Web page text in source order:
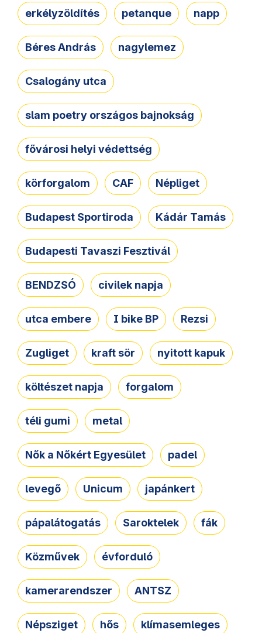
erkélyzöldítés petanque napp
Béres András nagylemez
Csalogány utca
slam poetry országos bajnokság
fővárosi helyi védettség
körforgalom CAF Népliget
Budapest Sportiroda Kádár Tamás
Budapesti Tavaszi Fesztivál
BENDZSÓ civilek napja
utca embere I bike BP Rezsi
Zugliget kraft sör nyitott kapuk
költészet napja forgalom
téli gumi metal
Nők a Nőkért Egyesület padel
levegő Unicum japánkert
pápalátogatás Saroktelek fák
Közművek évforduló
kamerarendszer ANTSZ
Népsziget hős klímasemleges